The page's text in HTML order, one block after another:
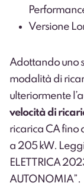
Versione
Adottando uno
modalità di
ulteriormente
velocità di
ricarica CA fino
a 205 kW.
ELETTRICA
AUTONOMIA”.